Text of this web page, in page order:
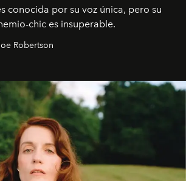
conocida por su voz única, pero su
chic es insuperable.
Robertson